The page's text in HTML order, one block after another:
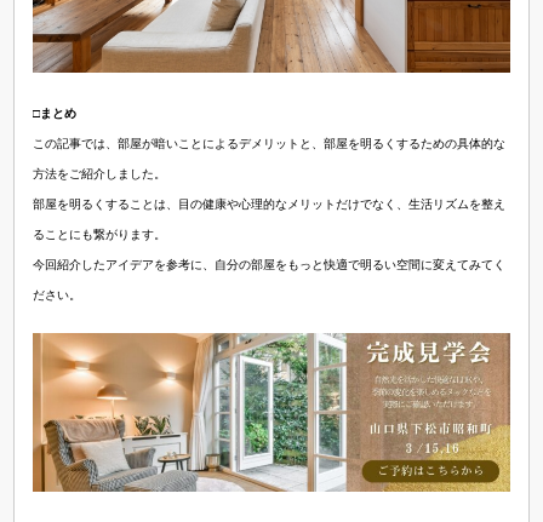
□まとめ
この記事では、部屋が暗いことによるデメリットと、部屋を明るくするための具体的な
方法をご紹介しました。
部屋を明るくすることは、目の健康や心理的なメリットだけでなく、生活リズムを整え
ることにも繋がります。
今回紹介したアイデアを参考に、自分の部屋をもっと快適で明るい空間に変えてみてく
ださい。